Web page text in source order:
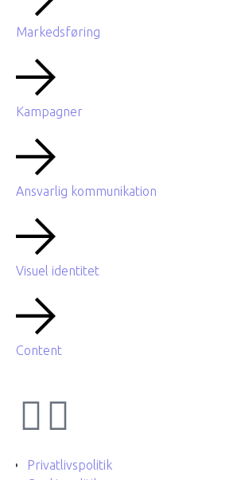
Markedsføring
Kampagner
Ansvarlig kommunikation
Visuel identitet
Content
Privatlivspolitik